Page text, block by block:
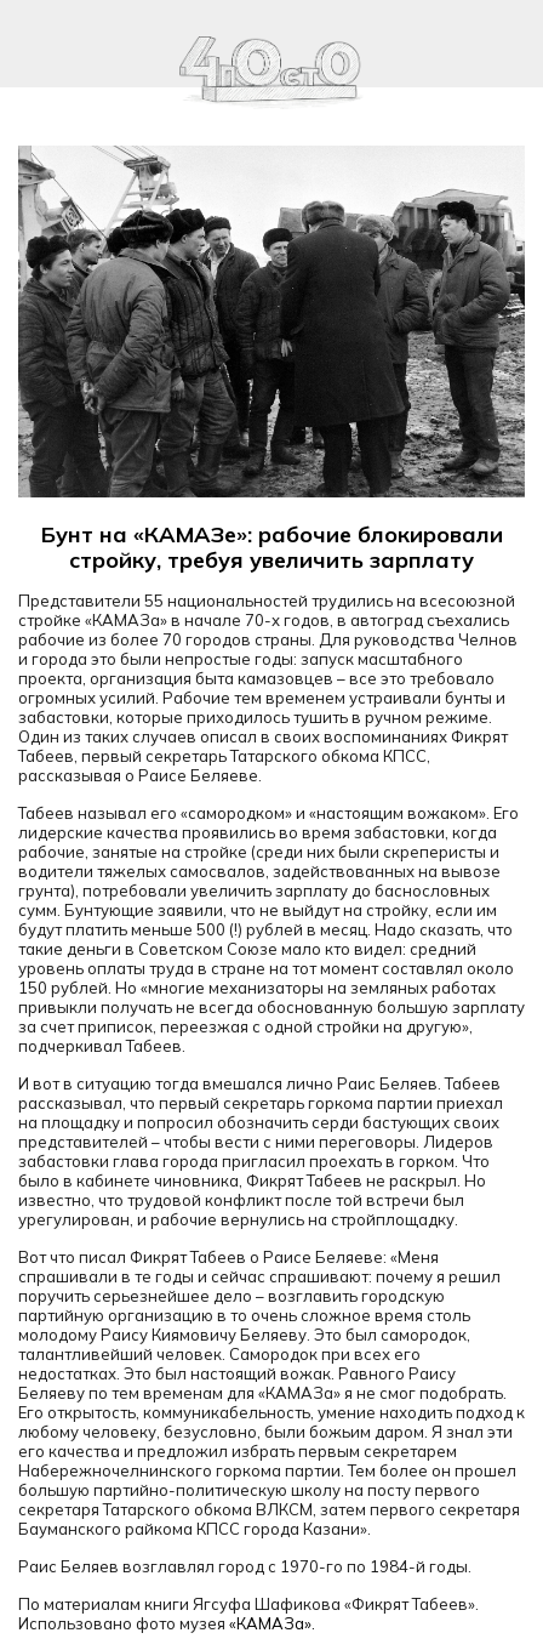
Бунт на «КАМАЗе»: рабочие блокировали
стройку, требуя увеличить зарплату
Представители 55 национальностей трудились на всесоюзной
стройке «КАМАЗа» в начале 70-х годов, в автоград съехались
рабочие из более 70 городов страны. Для руководства Челнов
и города это были непростые годы: запуск масштабного
проекта, организация быта камазовцев – все это требовало
огромных усилий. Рабочие тем временем устраивали бунты и
забастовки, которые приходилось тушить в ручном режиме.
Один из таких случаев описал в своих воспоминаниях Фикрят
Табеев, первый секретарь Татарского обкома КПСС,
рассказывая о Раисе Беляеве.
Табеев называл его «самородком» и «настоящим вожаком». Его
лидерские качества проявились во время забастовки, когда
рабочие, занятые на стройке (среди них были скреперисты и
водители тяжелых самосвалов, задействованных на вывозе
грунта), потребовали увеличить зарплату до баснословных
сумм. Бунтующие заявили, что не выйдут на стройку, если им
будут платить меньше 500 (!) рублей в месяц. Надо сказать, что
такие деньги в Советском Союзе мало кто видел: средний
уровень оплаты труда в стране на тот момент составлял около
150 рублей. Но «многие механизаторы на земляных работах
привыкли получать не всегда обоснованную большую зарплату
за счет приписок, переезжая с одной стройки на другую»,
подчеркивал Табеев.
И вот в ситуацию тогда вмешался лично Раис Беляев. Табеев
рассказывал, что первый секретарь горкома партии приехал
на площадку и попросил обозначить серди бастующих своих
представителей – чтобы вести с ними переговоры. Лидеров
забастовки глава города пригласил проехать в горком. Что
было в кабинете чиновника, Фикрят Табеев не раскрыл. Но
известно, что трудовой конфликт после той встречи был
урегулирован, и рабочие вернулись на стройплощадку.
Вот что писал Фикрят Табеев о Раисе Беляеве: «Меня
спрашивали в те годы и сейчас спрашивают: почему я решил
поручить серьезнейшее дело – возглавить городскую
партийную организацию в то очень сложное время столь
молодому Раису Киямовичу Беляеву. Это был самородок,
талантливейший человек. Самородок при всех его
недостатках. Это был настоящий вожак. Равного Раису
Беляеву по тем временам для «КАМАЗа» я не смог подобрать.
Его открытость, коммуникабельность, умение находить подход к
любому человеку, безусловно, были божьим даром. Я знал эти
его качества и предложил избрать первым секретарем
Набережночелнинского горкома партии. Тем более он прошел
большую партийно-политическую школу на посту первого
секретаря Татарского обкома ВЛКСМ, затем первого секретаря
Бауманского райкома КПСС города Казани».
Раис Беляев возглавлял город с 1970-го по 1984-й годы.
По материалам книги Ягсуфа Шафикова «Фикрят Табеев».
Использовано фото музея «КАМАЗа».